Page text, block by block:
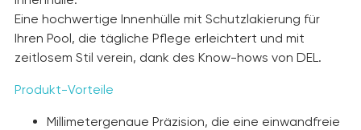
Eine hochwertige Innenhülle mit Schutzlakierung für
Ihren Pool, die tägliche Pflege erleichtert und mit
zeitlosem Stil verein, dank des Know-hows von DEL.
Produkt-Vorteile
Millimetergenaue Präzision, die eine einwandfreie